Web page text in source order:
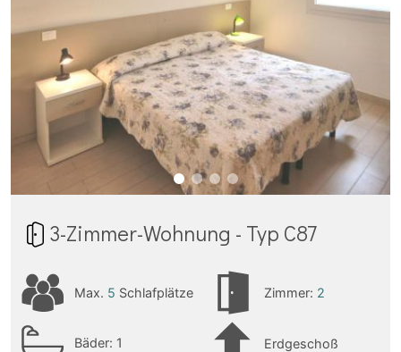
3-Zimmer-Wohnung - Typ C87
Max. 5 Schlafplätze Zimmer: 2
Bäder: 1 Erdgeschoß